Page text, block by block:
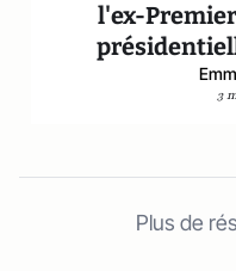
l'ex-
3
Plus de